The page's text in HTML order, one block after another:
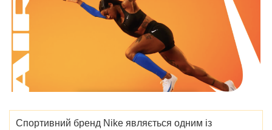
Cпортивний бренд Nike являється одним із